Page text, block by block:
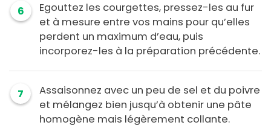
6
Egouttez les courgettes, pressez-les au fur
et à mesure entre vos mains pour qu’elles
perdent un maximum d’eau, puis
incorporez-les à la préparation précédente.
7
Assaisonnez avec un peu de sel et du poivre
et mélangez bien jusqu’à obtenir une pâte
homogène mais légèrement collante.